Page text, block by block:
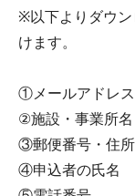
※以下よりダウ
けます。
①メールアドレス
②施設・事業所名
③郵便番号・住所
④申込者の氏名